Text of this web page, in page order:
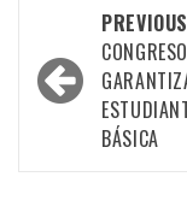
navigation
PREVIOUS
BÁSICA